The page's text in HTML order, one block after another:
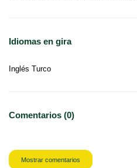
Idiomas en gira
Inglés Turco
Comentarios (0)
Mostrar comentarios